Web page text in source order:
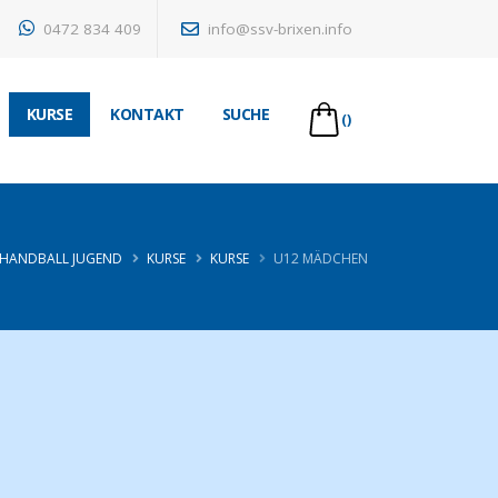
0472 834 409 info@ssv-brixen.info
KURSE KONTAKT SUCHE ()
HANDBALL JUGEND KURSE KURSE U12 MÄDCHEN